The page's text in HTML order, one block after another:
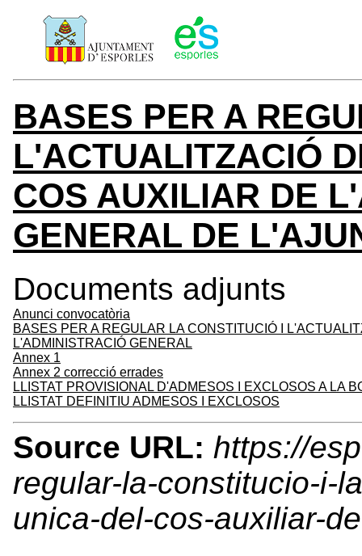
BASES PER A
L'ACTUALITZACIÓ
COS AUXILIAR DE
GENERAL DE
Documents adjunts
Anunci convocatòria
BASES PER A REGULAR LA CONSTITUCIÓ I
L'ADMINISTRACIÓ GENERAL
Annex 1
Annex 2 correcció errades
LLISTAT PROVISIONAL D'ADMESOS I EXCLOSOS A LA
LLISTAT DEFINITIU ADMESOS I EXCLOSOS
Source URL: https://
regular-la-constitucio-i-
unica-del-cos-auxiliar-de